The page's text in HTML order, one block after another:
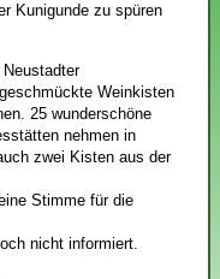
Kunigunde zu spüren
Weinkisten
25 wunderschöne
nehmen in
zwei Kisten aus der
Stimme für die
nicht informiert.